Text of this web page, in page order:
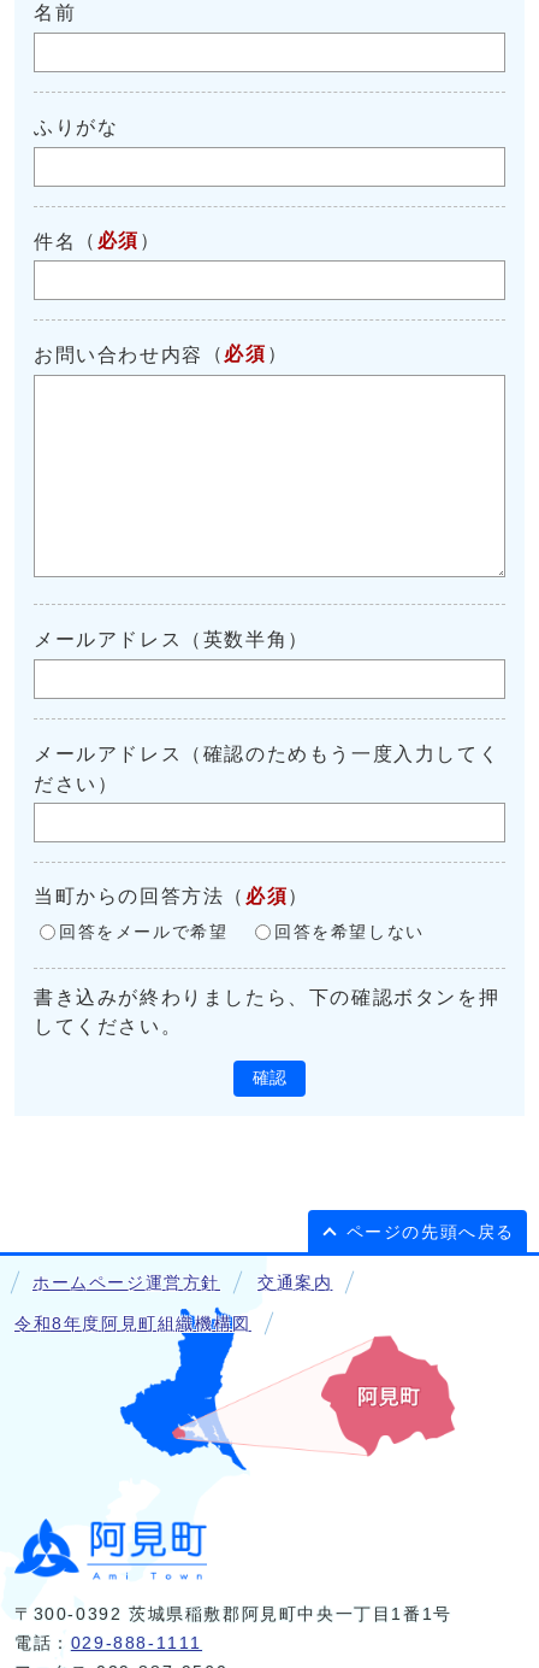
名前
ふりがな
件名 （ 必須 ）
お問い合わせ内容 （ 必須 ）
メールアドレス（英数半角）
メールアドレス（確認のためもう一度入力してく
ださい）
当町からの回答方法 （ 必須 ）
回答をメールで希望 回答を希望しない
書き込みが終わりましたら、下の確認ボタンを押
してください。
確認
ページの先頭へ戻る
ホームページ運営方針 交通案内
令和8年度阿見町組織機構図
〒300-0392 茨城県稲敷郡阿見町中央一丁目1番1号
電話： 029-888-1111